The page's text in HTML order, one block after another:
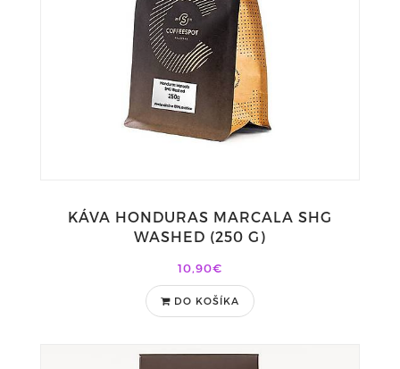
KÁVA HONDURAS MARCALA SHG
WASHED (250 G)
10,90€
DO KOŠÍKA